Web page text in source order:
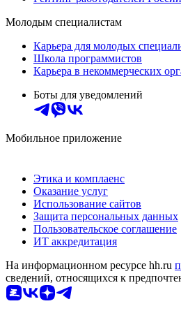
Молодым специалистам
Карьера для молодых
Школа программистов
Карьера в некоммерческих
Боты для уведомлений
Мобильное приложение
Этика и комплаенс
Оказание услуг
Использование сайтов
Защита персональных данных
Пользовательское соглашение
ИТ аккредитация
На информационном ресурсе hh.ru
сведений, относящихся к